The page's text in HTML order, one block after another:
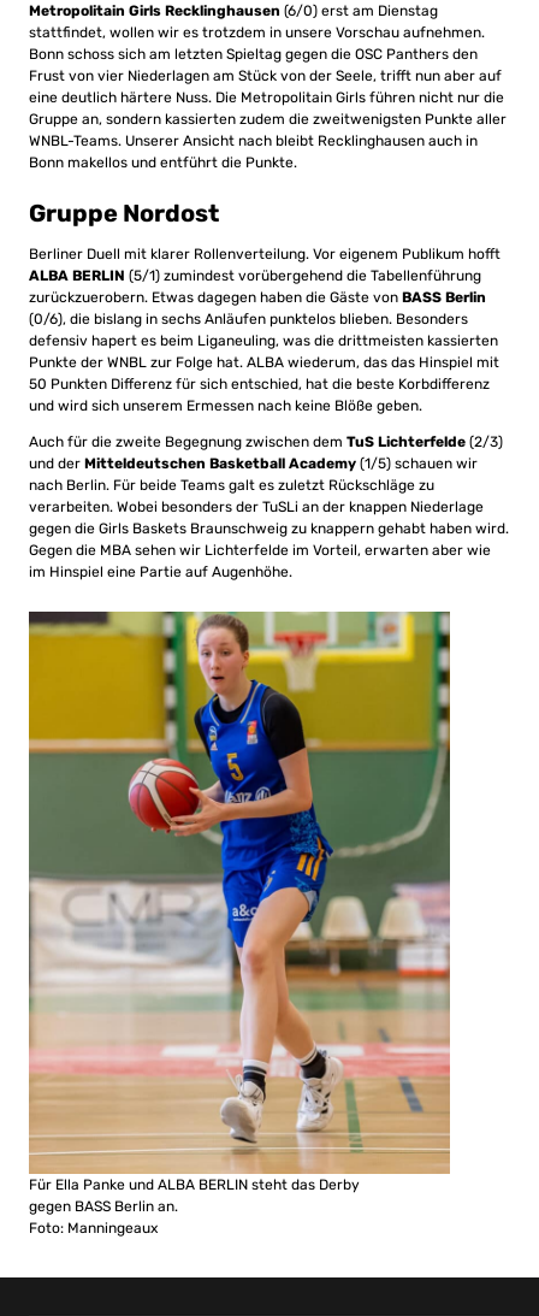
Metropolitain Girls Recklinghausen (6/0) erst am Dienstag
stattfindet, wollen wir es trotzdem in unsere Vorschau aufnehmen.
Bonn schoss sich am letzten Spieltag gegen die OSC Panthers den
Frust von vier Niederlagen am Stück von der Seele, trifft nun aber auf
eine deutlich härtere Nuss. Die Metropolitain Girls führen nicht nur die
Gruppe an, sondern kassierten zudem die zweitwenigsten Punkte aller
WNBL-Teams. Unserer Ansicht nach bleibt Recklinghausen auch in
Bonn makellos und entführt die Punkte.
Gruppe Nordost
Berliner Duell mit klarer Rollenverteilung. Vor eigenem Publikum hofft
ALBA BERLIN (5/1) zumindest vorübergehend die Tabellenführung
zurückzuerobern. Etwas dagegen haben die Gäste von BASS Berlin
(0/6), die bislang in sechs Anläufen punktelos blieben. Besonders
defensiv hapert es beim Liganeuling, was die drittmeisten kassierten
Punkte der WNBL zur Folge hat. ALBA wiederum, das das Hinspiel mit
50 Punkten Differenz für sich entschied, hat die beste Korbdifferenz
und wird sich unserem Ermessen nach keine Blöße geben.
Auch für die zweite Begegnung zwischen dem TuS Lichterfelde (2/3)
und der Mitteldeutschen Basketball Academy (1/5) schauen wir
nach Berlin. Für beide Teams galt es zuletzt Rückschläge zu
verarbeiten. Wobei besonders der TuSLi an der knappen Niederlage
gegen die Girls Baskets Braunschweig zu knappern gehabt haben wird.
Gegen die MBA sehen wir Lichterfelde im Vorteil, erwarten aber wie
im Hinspiel eine Partie auf Augenhöhe.
Für Ella Panke und ALBA BERLIN steht das Derby
gegen BASS Berlin an.
Foto: Manningeaux